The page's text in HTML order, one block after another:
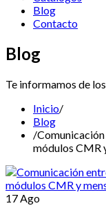
Blog
Contacto
Blog
Te informamos de
Inicio/
Blog
/
módulos CMR
17Ago